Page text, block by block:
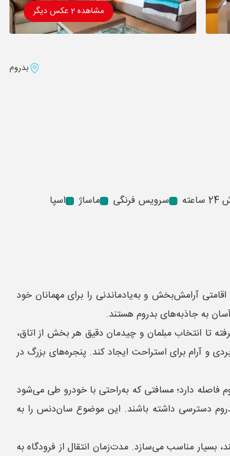
مشاهده 2 عکس دیگر
بدروم
سرویس فرنگی ماساژ اسپا
آرامش‌بخش و به‌یادماندنی را برای مهمانان خود
به جاذبه‌های بدروم هستند.
تا انتخاب مبلمان و چیدمان دقیق هر بخش از اتاق،
و آرام برای استراحت ایجاد کند. پنجره‌های بزرگ در
مناسب آن به مراکز مهم شهر است. این هتل تنها ۲۰ کیلومتر با مرکز شهر بدروم فاصله دارد؛ مسافتی که به‌راحتی با خودرو طی می‌شود
دسترسی داشته باشند. این موضوع سان‌دنس را به
به بدروم سفر می‌کنند، بسیار مناسب می‌سازد. مدت‌زمان انتقال از فرودگاه به